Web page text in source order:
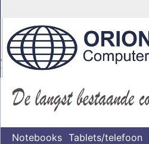
}
Notebooks Tablets/telefoon